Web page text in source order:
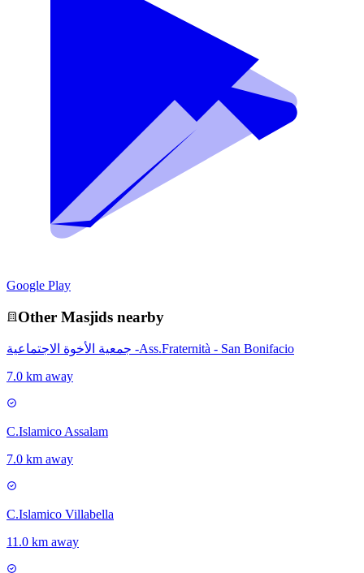
Google Play
Other Masjids nearby
جمعية الأخوة الاجتماعية -Ass.Fraternità - San Bonifacio
7.0 km away
C.Islamico Assalam
7.0 km away
C.Islamico Villabella
11.0 km away